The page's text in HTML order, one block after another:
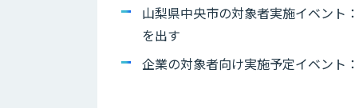
山梨県中央市の対象者実施イベン
を出す
企業の対象者向け実施予定イベント